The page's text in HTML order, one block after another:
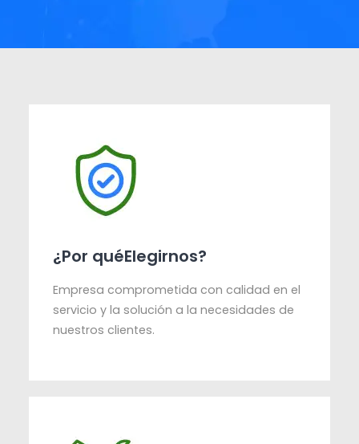
¿Por quéElegirnos?
Empresa comprometida con calidad en el
servicio y la solución a la necesidades de
nuestros clientes.